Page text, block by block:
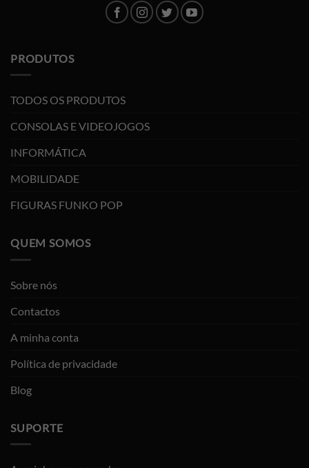
PRODUTOS
TODOS OS PRODUTOS
CONSOLAS E VIDEOJOGOS
INFORMÁTICA
MOBILIDADE
FIGURAS FUNKO POP
QUEM SOMOS
Sobre nós
Contactos
A minha conta
Política de privacidade
Blog
SUPORTE